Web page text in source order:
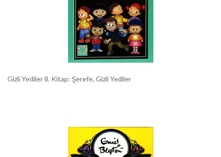
Gizli Yediler 8. Kitap: Şerefe, Gizli Yediler